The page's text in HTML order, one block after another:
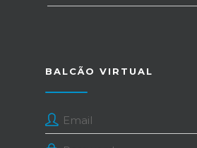
BALCÃO VIRTUAL